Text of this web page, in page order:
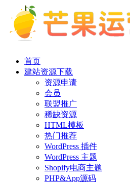
首页
建站资源下载
资源申请
会员
联盟推广
稀缺资源
HTML模板
热门推荐
WordPress 插件
WordPress 主题
Shopify电商主题
PHP&App源码